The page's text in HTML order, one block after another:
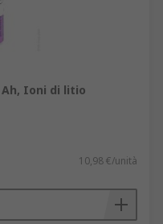
Ah, Ioni di litio
10,98 €/unità